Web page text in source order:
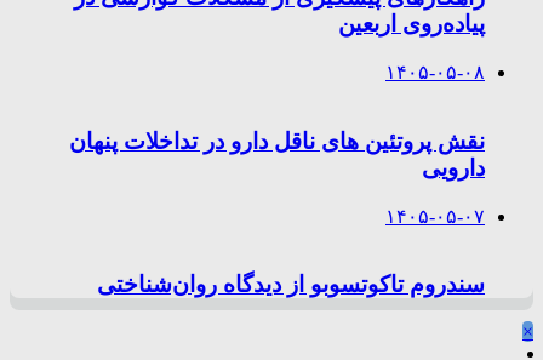
پیاده‌روی اربعین
۱۴۰۵-۰۵-۰۸
نقش پروتئین های ناقل دارو در تداخلات پنهان
دارویی
۱۴۰۵-۰۵-۰۷
سندروم تاکوتسوبو از دیدگاه روان‌شناختی
×